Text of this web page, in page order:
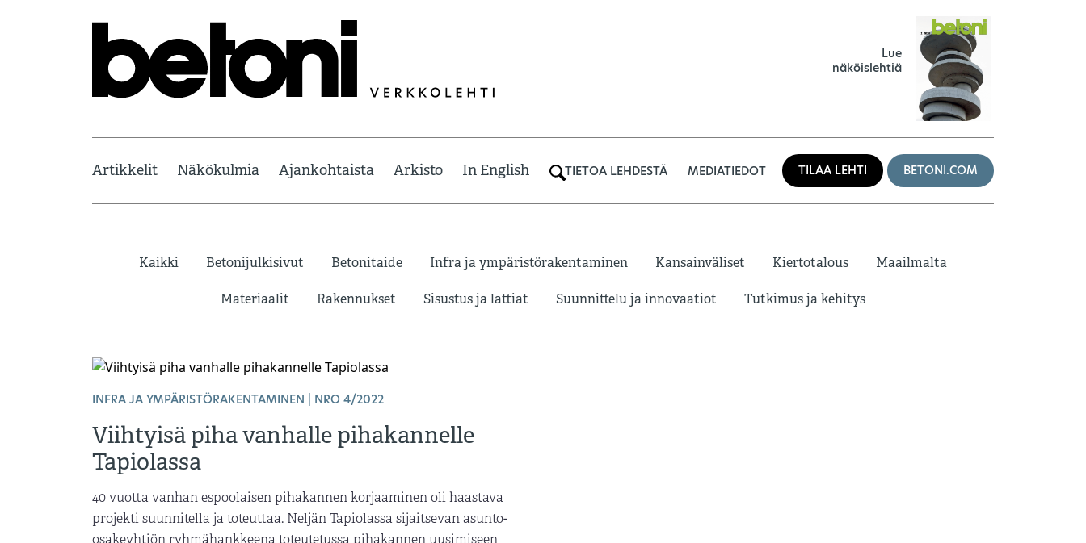
Lue
näköislehtiä
Artikkelit Näkökulmia Ajankohtaista Arkisto In English TIETOA LEHDESTÄ MEDIATIEDOT TILAA LEHTI BETONI.COM
Kaikki Betonijulkisivut Betonitaide Infra ja ympäristörakentaminen Kansainväliset Kiertotalous Maailmalta
Materiaalit Rakennukset Sisustus ja lattiat Suunnittelu ja innovaatiot Tutkimus ja kehitys
INFRA JA YMPÄRISTÖRAKENTAMINEN | NRO 4/2022
Viihtyisä piha vanhalle pihakannelle
Tapiolassa
40 vuotta vanhan espoolaisen pihakannen korjaaminen oli haastava
projekti suunnitella ja toteuttaa. Neljän Tapiolassa sijaitsevan asunto-
osakeyhtiön ryhmähankkeena toteutetussa pihakannen uusimiseen